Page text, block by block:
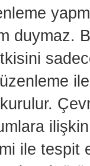
duymaz.
ile tespit